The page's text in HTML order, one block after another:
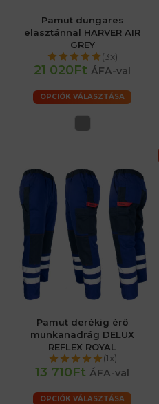
Pamut dungares
elasztánnal HARVER AIR
GREY
(3x)
21 020Ft ÁFA-val
OPCIÓK VÁLASZTÁSA
Pamut derékig érő
munkanadrág DELUX
REFLEX ROYAL
(1x)
13 710Ft ÁFA-val
OPCIÓK VÁLASZTÁSA